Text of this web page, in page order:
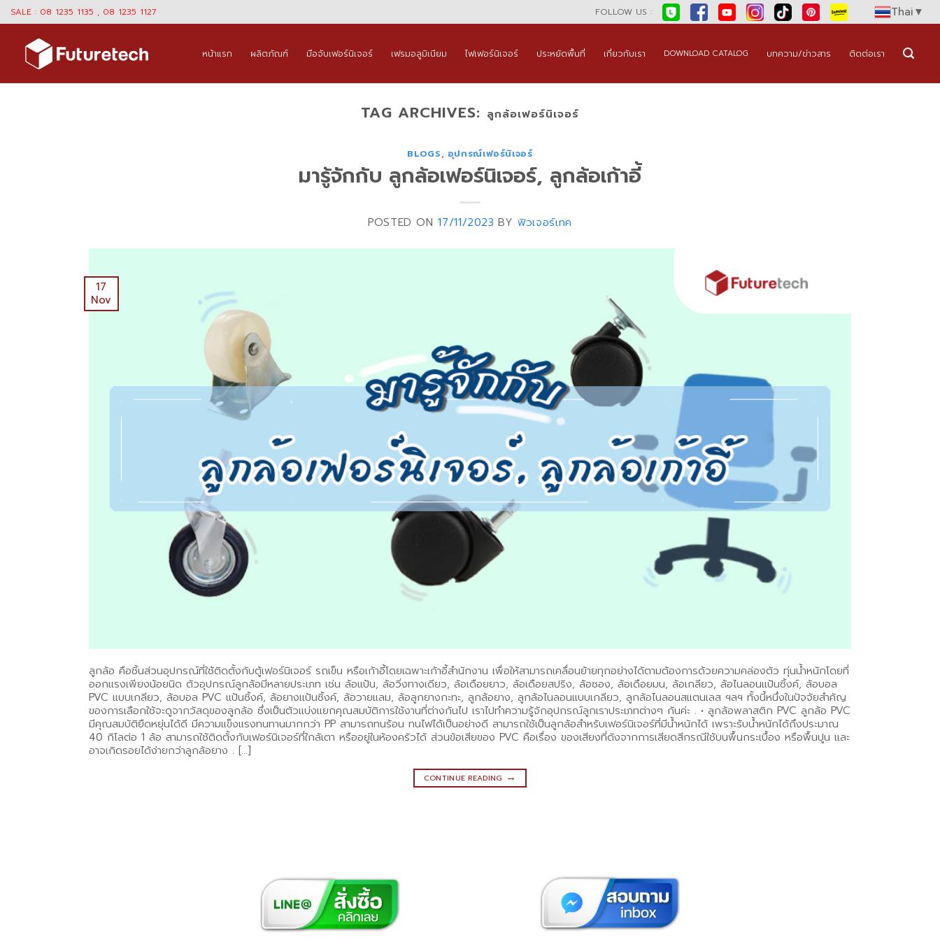
Skip
to
content
SALE : 08 1235 1135 , 08 1235 1127 FOLLOW US : Thai▼
หน้าแรก ผลิตภัณฑ์ มือจับเฟอร์นิเจอร์ เฟรมอลูมิเนียม ไฟเฟอร์นิเจอร์ ประหยัดพื้นที่ เกี่ยวกับเรา DOWNLOAD CATALOG บทความ/ข่าวสาร ติดต่อเรา
TAG ARCHIVES: ลูกล้อเฟอร์นิเจอร์
BLOGS, อุปกรณ์เฟอร์นิเจอร์
มารู้จักกับ ลูกล้อเฟอร์นิเจอร์, ลูกล้อเก้าอี้
POSTED ON17/11/2023 BYฟิวเจอร์เทค
17
Nov
ลูกล้อ คือชิ้นส่วนอุปกรณ์ที่ใช้ติดตั้งกับตู้เฟอร์นิเจอร์ รถเข็น หรือเก้าอี้โดยเฉพาะเก้าอี้สำนักงาน เพื่อให้สามารถเคลื่อนย้ายทุกอย่างได้ตามต้องการด้วยความคล่องตัว ทุ่นน้ำหนักโดยที่
ออกแรงเพียงน้อยนิด ตัวอุปกรณ์ลูกล้อมีหลายประเภท เช่น ล้อแป้น, ล้อวิ่งทางเดียว, ล้อเดือยยาว, ล้อเดือยสปริง, ล้อซอง, ล้อเดือยมน, ล้อเกลียว, ล้อไนลอนแป้นซิ้งค์, ล้อบอล
PVC แบบเกลียว, ล้อบอล PVC แป้นซิ้งค์, ล้อยางแป้นซิ้งค์, ล้อวายแลม, ล้อลูกยางกะทะ, ลูกล้อยาง, ลูกล้อไนลอนแบบเกลียว, ลูกล้อไนลอนสแตนเลส ฯลฯ ทั้งนี้หนึ่งในปัจจัยสำคัญ
ของการเลือกใช้จะดูจากวัสดุของลูกล้อ ซึ่งเป็นตัวแบ่งแยกคุณสมบัติการใช้งานที่ต่างกันไป เราไปทำความรู้จักอุปกรณ์ลูกเราประเภทต่างๆ กันค่ะ . • ลูกล้อพลาสติก PVC ลูกล้อ PVC
มีคุณสมบัติยืดหยุ่นได้ดี มีความแข็งแรงทนทานมากกว่า PP สามารถทนร้อน ทนไฟได้เป็นอย่างดี สามารถใช้เป็นลูกล้อสำหรับเฟอร์นิเจอร์ที่มีน้ำหนักได้ เพราะรับน้ำหนักได้ถึงประมาณ
40 กิโลต่อ 1 ล้อ สามารถใช้ติดตั้งกับเฟอร์นิเจอร์ที่ใกล้เตา หรืออยู่ในห้องครัวได้ ส่วนข้อเสียของ PVC คือเรื่อง ของเสียงที่ดังจากการเสียดสีกรณีใช้บนพื้นกระเบื้อง หรือพื้นปูน และ
อาจเกิดรอยได้ง่ายกว่าลูกล้อยาง . […]
CONTINUE READING →